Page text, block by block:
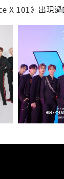
X 101》出現